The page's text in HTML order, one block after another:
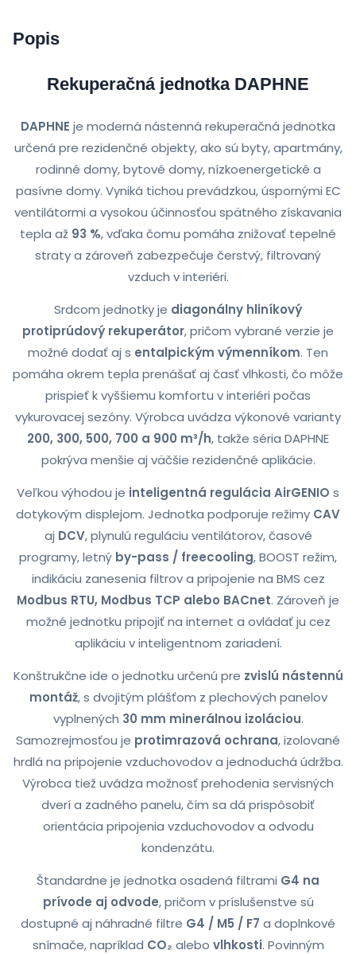
Popis
Rekuperačná jednotka DAPHNE
DAPHNE je moderná nástenná rekuperačná jednotka
určená pre rezidenčné objekty, ako sú byty, apartmány,
rodinné domy, bytové domy, nízkoenergetické a
pasívne domy. Vyniká tichou prevádzkou, úspornými EC
ventilátormi a vysokou účinnosťou spätného získavania
tepla až 93 %, vďaka čomu pomáha znižovať tepelné
straty a zároveň zabezpečuje čerstvý, filtrovaný
vzduch v interiéri.
Srdcom jednotky je diagonálny hliníkový
protiprúdový rekuperátor, pričom vybrané verzie je
možné dodať aj s entalpickým výmenníkom. Ten
pomáha okrem tepla prenášať aj časť vlhkosti, čo môže
prispieť k vyššiemu komfortu v interiéri počas
vykurovacej sezóny. Výrobca uvádza výkonové varianty
200, 300, 500, 700 a 900 m³/h, takže séria DAPHNE
pokrýva menšie aj väčšie rezidenčné aplikácie.
Veľkou výhodou je inteligentná regulácia AirGENIO s
dotykovým displejom. Jednotka podporuje režimy CAV
aj DCV, plynulú reguláciu ventilátorov, časové
programy, letný by-pass / freecooling, BOOST režim,
indikáciu zanesenia filtrov a pripojenie na BMS cez
Modbus RTU, Modbus TCP alebo BACnet. Zároveň je
možné jednotku pripojiť na internet a ovládať ju cez
aplikáciu v inteligentnom zariadení.
Konštrukčne ide o jednotku určenú pre zvislú nástennú
montáž, s dvojitým plášťom z plechových panelov
vyplnených 30 mm minerálnou izoláciou.
Samozrejmosťou je protimrazová ochrana, izolované
hrdlá na pripojenie vzduchovodov a jednoduchá údržba.
Výrobca tiež uvádza možnosť prehodenia servisných
dverí a zadného panelu, čím sa dá prispôsobiť
orientácia pripojenia vzduchovodov a odvodu
kondenzátu.
Štandardne je jednotka osadená filtrami G4 na
prívode aj odvode, pričom v príslušenstve sú
dostupné aj náhradné filtre G4 / M5 / F7 a doplnkové
snímače, napríklad CO₂ alebo vlhkosti. Povinným